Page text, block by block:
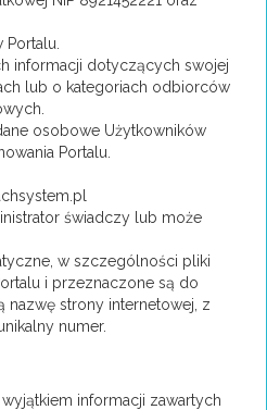
informacji dotyczących swojej
lub o kategoriach odbiorców
osobowe Użytkowników
Portalu.
świadczy lub może
w szczególności pliki
i przeznaczone są do
nazwę strony internetowej, z
numer.
informacji zawartych